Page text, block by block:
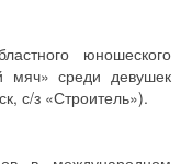
юношеского
мяч» среди девушек
с/з «Строитель»).